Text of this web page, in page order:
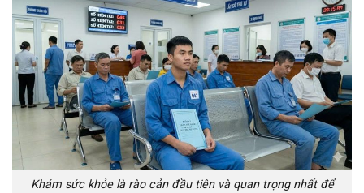
Khám sức khỏe là rào cản đầu tiên và quan trọng nhất để